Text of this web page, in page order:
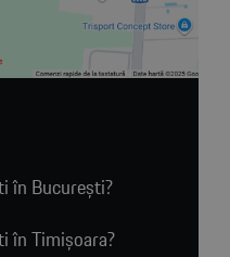
în București?
în Timișoara?